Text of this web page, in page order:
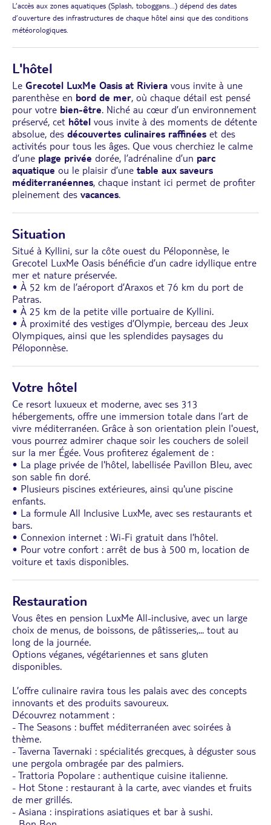
L’accès aux zones aquatiques (Splash, toboggans...) dépend des dates
d’ouverture des infrastructures de chaque hôtel ainsi que des conditions
météorologiques.
L'hôtel
Le Grecotel LuxMe Oasis at Riviera vous invite à une
parenthèse en bord de mer, où chaque détail est pensé
pour votre bien-être. Niché au cœur d’un environnement
préservé, cet hôtel vous invite à des moments de détente
absolue, des découvertes culinaires raffinées et des
activités pour tous les âges. Que vous cherchiez le calme
d’une plage privée dorée, l’adrénaline d’un parc
aquatique ou le plaisir d’une table aux saveurs
méditerranéennes, chaque instant ici permet de profiter
pleinement des vacances.
Situation
Situé à Kyllini, sur la côte ouest du Péloponnèse, le
Grecotel LuxMe Oasis bénéficie d’un cadre idyllique entre
mer et nature préservée.
• À 52 km de l’aéroport d’Araxos et 76 km du port de
Patras.
• À 25 km de la petite ville portuaire de Kyllini.
• À proximité des vestiges d’Olympie, berceau des Jeux
Olympiques, ainsi que les splendides paysages du
Péloponnèse.
Votre hôtel
Ce resort luxueux et moderne, avec ses 313
hébergements, offre une immersion totale dans l’art de
vivre méditerranéen. Grâce à son orientation plein l'ouest,
vous pourrez admirer chaque soir les couchers de soleil
sur la mer Égée. Vous profiterez également de :
• La plage privée de l'hôtel, labellisée Pavillon Bleu, avec
son sable fin doré.
• Plusieurs piscines extérieures, ainsi qu'une piscine
enfants.
• La formule All Inclusive LuxMe, avec ses restaurants et
bars.
• Connexion internet : Wi-Fi gratuit dans l'hôtel.
• Pour votre confort : arrêt de bus à 500 m, location de
voiture et taxis disponibles.
Restauration
Vous êtes en pension LuxMe All-inclusive, avec un large
choix de menus, de boissons, de pâtisseries,... tout au
long de la journée.
Options véganes, végétariennes et sans gluten
disponibles.
L’offre culinaire ravira tous les palais avec des concepts
innovants et des produits savoureux.
Découvrez notamment :
- The Seasons : buffet méditerranéen avec soirées à
thème.
- Taverna Tavernaki : spécialités grecques, à déguster sous
une pergola ombragée par des palmiers.
- Trattoria Popolare : authentique cuisine italienne.
- Hot Stone : restaurant à la carte, avec viandes et fruits
de mer grillés.
- Asiana : inspirations asiatiques et bar à sushi.